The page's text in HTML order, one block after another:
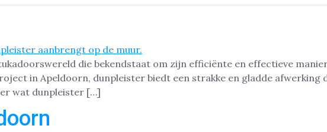
die bekendstaat om zijn efficiënte en effectieve
in Apeldoorn, dunpleister biedt een strakke en gladde afwerking
wat dunpleister […]